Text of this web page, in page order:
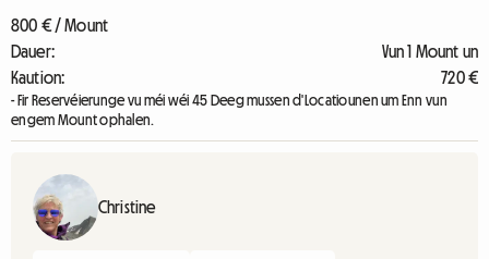
800 € / Mount
Dauer:
Vun 1 Mount un
Kaution:
720 €
- Fir Reservéierunge vu méi wéi 45 Deeg mussen d'Locatiounen um Enn vun
engem Mount ophalen.
Christine